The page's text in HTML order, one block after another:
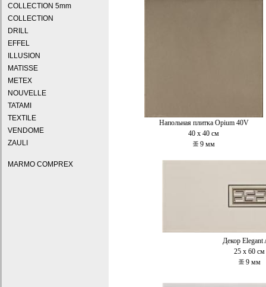
COLLECTION 5mm
COLLECTION
DRILL
EFFEL
ILLUSION
MATISSE
METEX
NOUVELLE
TATAMI
TEXTILE
VENDOME
ZAULI
MARMO COMPREX
Напольная плитка Opium 40V
40 x 40 см
9 мм
ДекорElegant
25 x 60 см
9 мм